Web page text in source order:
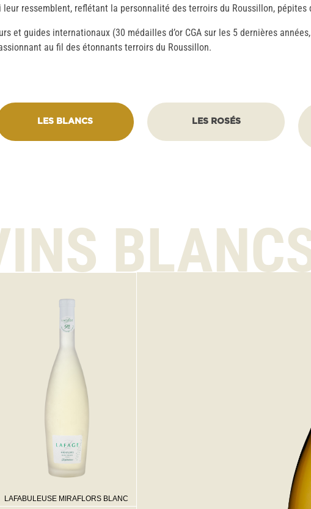
ressemblent, reflétant la personnalité des terroirs du Roussillon,
et guides internationaux (30 médailles d’or CGA sur les 5 dernières
au fil des étonnants terroirs du Roussillon.
LES BLANCS LES ROSÉS
LAFABULEUSE MIRAFLORS BLANC